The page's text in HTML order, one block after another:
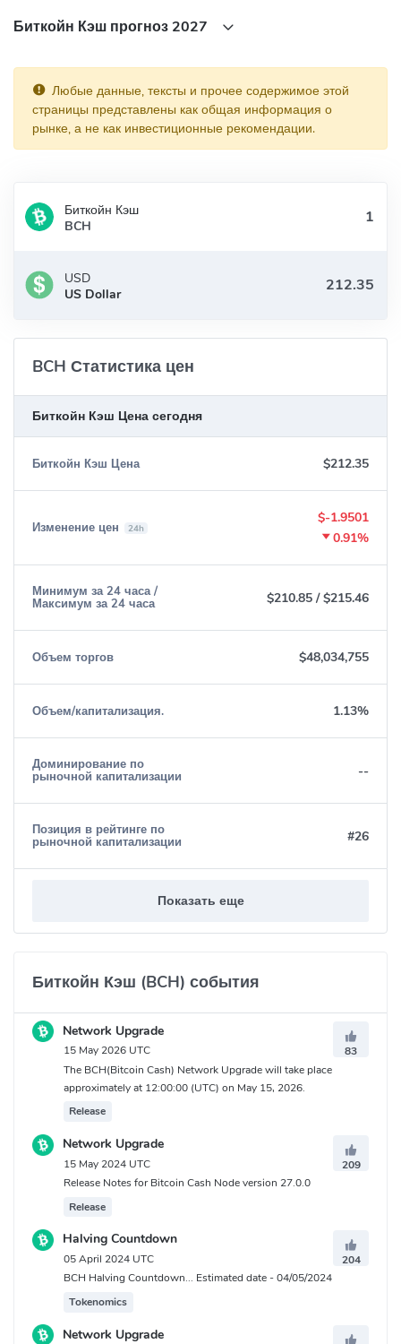
0x8ff795a6f4d97e7887c79bea79aba5cc76444adf
Биткойн Кэш прогноз 2027
Любые данные, тексты и прочее содержимое этой
страницы представлены как общая информация о
рынке, а не как инвестиционные рекомендации.
Биткойн Кэш
BCH
USD
US Dollar
BCH Статистика цен
Биткойн Кэш Цена сегодня
Биткойн Кэш Цена $212.35
Изменение цен 24h
$-1.9501
0.91%
Минимум за 24 часа /
Максимум за 24 часа $210.85 /$215.46
Объем торгов $48,034,755
Объем/капитализация. 1.13%
Доминирование по
рыночной капитализации --
Позиция в рейтинге по
рыночной капитализации #26
Показать еще
Биткойн Кэш (BCH) события
Network Upgrade
15 May 2026 UTC
83
The BCH(Bitcoin Cash) Network Upgrade will take place
approximately at 12:00:00 (UTC) on May 15, 2026.
Release
Network Upgrade
15 May 2024 UTC
209
Release Notes for Bitcoin Cash Node version 27.0.0
Release
Halving Countdown
05 April 2024 UTC
204
BCH Halving Countdown... Estimated date - 04/05/2024
Tokenomics
Network Upgrade